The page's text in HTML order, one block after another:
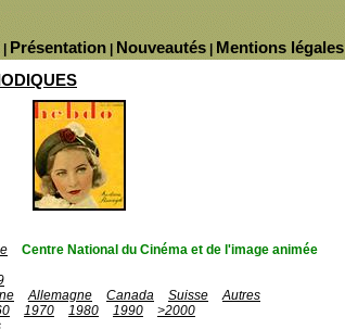
Mentions légales
Nouveautés
Présentation
Centre National du Cinéma et de l'image animée
Allemagne Canada Suisse
Autres
1970 1980 1990
>2000